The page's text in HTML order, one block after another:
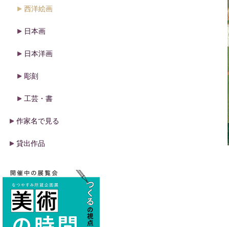
西洋絵画
日本画
日本洋画
彫刻
工芸・書
作家名で見る
貸出作品